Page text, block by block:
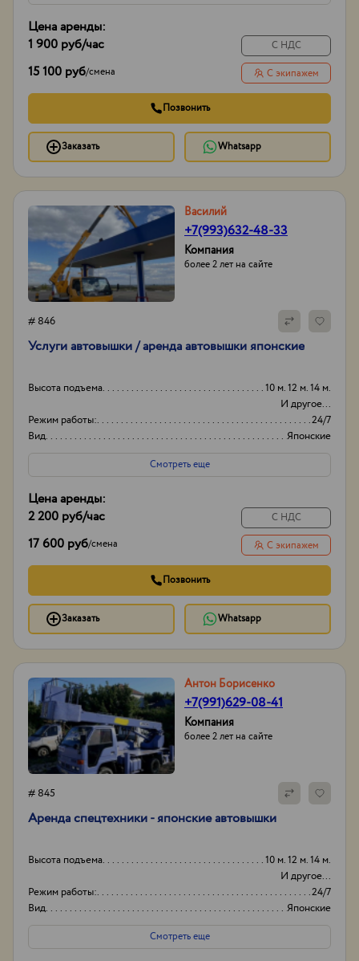
Цена аренды:
1 900 руб/час
15 100 руб/смена
С НДС
С экипажем
Позвонить
Заказать Whatsapp
Василий
+7(993)632-48-33
Компания
более 2 лет на сайте
# 846
Услуги автовышки / аренда автовышки японские
Высота подъема
10 м. 12 м. 14 м.
И другое...
Режим работы:
24/7
Вид
Японские
Оборудование
Автовышки
Смотреть еще
Цена аренды:
2 200 руб/час
17 600 руб/смена
С НДС
С экипажем
Позвонить
Заказать Whatsapp
Антон Борисенко
+7(991)629-08-41
Компания
более 2 лет на сайте
# 845
Аренда спецтехники - японские автовышки
Высота подъема
10 м. 12 м. 14 м.
И другое...
Режим работы:
24/7
Вид
Японские
Способ оплаты
Нал/безнал
Смотреть еще